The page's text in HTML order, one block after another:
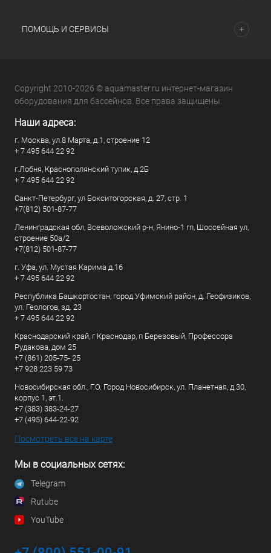
ПОМОЩЬ И СЕРВИСЫ
Copyright 2010-2026 © aquamaster.ru интернет-магазин
оборудования для бассейнов. Все права защищены.
Наши адреса:
г. Москва, ул.8 Марта, д.1, строение 12
+ 7 495 644 22 92
г.Лобня, Краснополянский тупик, д.2Б
+ 7 495 644 22 92
Санкт-Петербург, ул Бокситогорская, д. 27, стр. 1
+7(812) 501-87-77
Ленинградская обл, Всеволожский р-н, Янино-1 гп, Шоссейная ул,
строение 50а/2
+7(812) 501-87-77
г. Уфа, ул. Мустая Карима д.16
+ 7 495 644 22 92
Республика Башкортостан, город Уфимский район, д. Геофизиков,
ул. Геологов, зд. 23
+ 7 495 644 22 92
Краснодарский край, г Краснодар, п Березовый, Профессора
Рудакова, дом 25
+7 (861) 205-75- 25
+7 928 223 59 73
Новосибирская обл., Г.О. Город Новосибирск, ул. Планетная, д.30,
корпус 1, эт.1.
+7 (383) 383-24-27
+7 (495) 644-22-92
Посмотреть все на карте
Мы в социальных сетях:
Telegram
Rutube
YouTube